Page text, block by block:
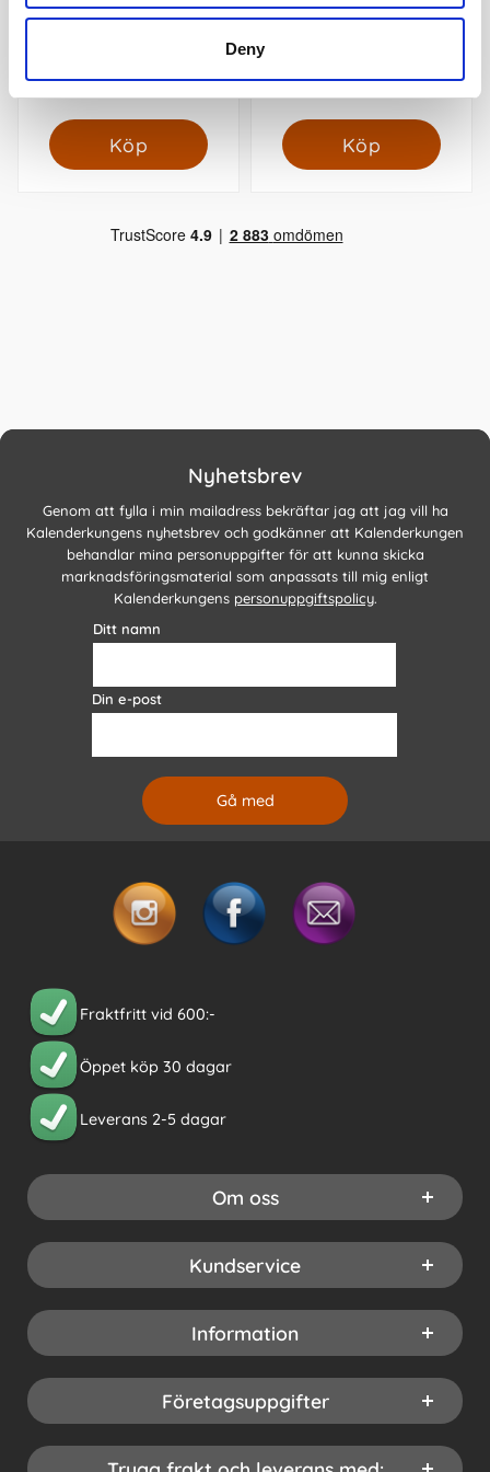
Deny
Väggkalender Triplaner
149 kr/st
Köp
Moleskine Veckokalender L
349 kr/st
Köp
Nyhetsbrev
Genom att fylla i min mailadress bekräftar jag att jag vill ha
Kalenderkungens nyhetsbrev och godkänner att Kalenderkungen
behandlar mina personuppgifter för att kunna skicka
marknadsföringsmaterial som anpassats till mig enligt
Kalenderkungens personuppgiftspolicy.
Ditt namn
Din e-post
Fraktfritt vid 600:-
Öppet köp 30 dagar
Leverans 2-5 dagar
Om oss
Kundservice
Information
Företagsuppgifter